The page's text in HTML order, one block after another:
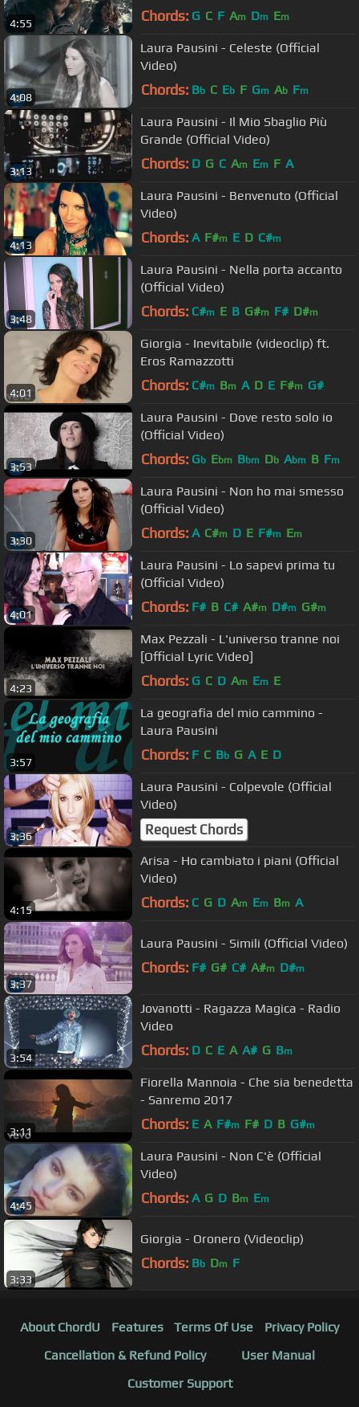
4:55 Chords: G C F Am Dm Em
4:08
Laura Pausini - Celeste (Official
Video)
Chords: Bb C Eb F Gm Ab Fm
3:13
Laura Pausini - Il Mio Sbaglio Più
Grande (Official Video)
Chords: D G C Am Em F A
4:13
Laura Pausini - Benvenuto (Official
Video)
Chords: A F#m E D C#m
3:48
Laura Pausini - Nella porta accanto
(Official Video)
Chords: C#m E B G#m F# D#m
4:01
Giorgia - Inevitabile (videoclip) ft.
Eros Ramazzotti
Chords: C#m Bm A D E F#m G#
3:53
Laura Pausini - Dove resto solo io
(Official Video)
Chords: Gb Ebm Bbm Db Abm B Fm
3:30
Laura Pausini - Non ho mai smesso
(Official Video)
Chords: A C#m D E F#m Em
4:01
Laura Pausini - Lo sapevi prima tu
(Official Video)
Chords: F# B C# A#m D#m G#m
4:23
Max Pezzali - L'universo tranne noi
[Official Lyric Video]
Chords: G C D Am Em E
3:57
La geografia del mio cammino -
Laura Pausini
Chords: F C Bb G A E D
3:36
Laura Pausini - Colpevole (Official
Video)
Request Chords
4:15
Arisa - Ho cambiato i piani (Official
Video)
Chords: C G D Am Em Bm A
3:37
Laura Pausini - Simili (Official Video)
Chords: F# G# C# A#m D#m
3:54
Jovanotti - Ragazza Magica - Radio
Video
Chords: D C E A A# G Bm
3:11
Fiorella Mannoia - Che sia benedetta
- Sanremo 2017
Chords: E A F#m F# D B G#m
4:45
Laura Pausini - Non C'è (Official
Video)
Chords: A G D Bm Em
3:33
Giorgia - Oronero (Videoclip)
Chords: Bb Dm F
About ChordU Features Terms Of Use
Privacy Policy
Cancellation & Refund Policy
User Manual
Customer Support